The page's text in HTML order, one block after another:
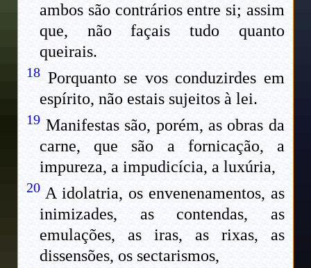
ambos são contrários entre si; assim
que, não façais tudo quanto
queirais.
18 Porquanto se vos conduzirdes em
espírito, não estais sujeitos à lei.
19 Manifestas são, porém, as obras da
carne, que são a fornicação, a
impureza, a impudicícia, a luxúria,
20 A idolatria, os envenenamentos, as
inimizades, as contendas, as
emulações, as iras, as rixas, as
dissensões, os sectarismos,